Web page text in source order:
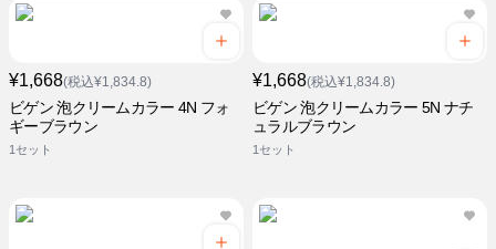
¥1,668(税込¥1,834.8)
ビゲン 泡クリームカラー 4N フォ
ギーブラウン
1セット
¥1,668(税込¥1,834.8)
ビゲン 泡クリームカラー 5N ナチ
ュラルブラウン
1セット